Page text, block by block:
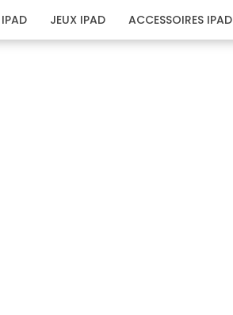
JEUX IPAD ACCESSOIRES IPAD